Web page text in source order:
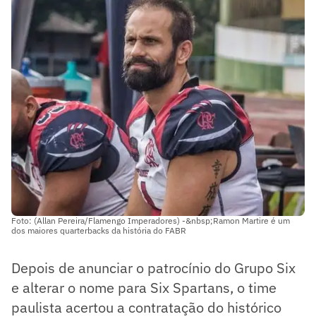
Foto: (Allan Pereira/Flamengo Imperadores) -&nbsp;Ramon Martire é um
dos maiores quarterbacks da história do FABR
Depois de anunciar o patrocínio do Grupo Six
e alterar o nome para Six Spartans, o time
paulista acertou a contratação do histórico